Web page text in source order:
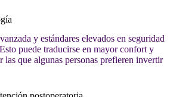
y estándares elevados en seguridad
puede traducirse en mayor confort y
las que algunas personas prefieren invertir